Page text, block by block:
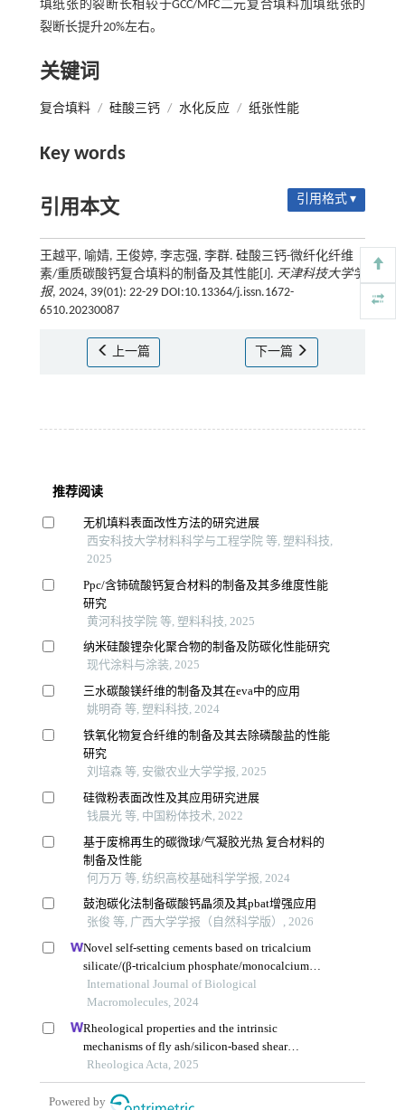
填纸张的裂断长相较于GCC/MFC二元复合填料加填纸张的
裂断长提升20%左右。
关键词
复合填料 / 硅酸三钙 / 水化反应 / 纸张性能
Key words
引用本文 引用格式 ▾
王越平, 喻婧, 王俊婷, 李志强, 李群. 硅酸三钙-微纤化纤维
素/重质碳酸钙复合填料的制备及其性能[J]. 天津科技大学学
报, 2024, 39(01): 22-29 DOI:10.13364/j.issn.1672-
6510.20230087
上一篇 下一篇